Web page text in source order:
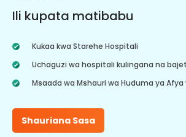
Ili kupata matibabu
Kukaa kwa Starehe Hospitali
Uchaguzi wa hospitali kulingana na
Msaada wa Mshauri wa Huduma ya
Shauriana Sasa